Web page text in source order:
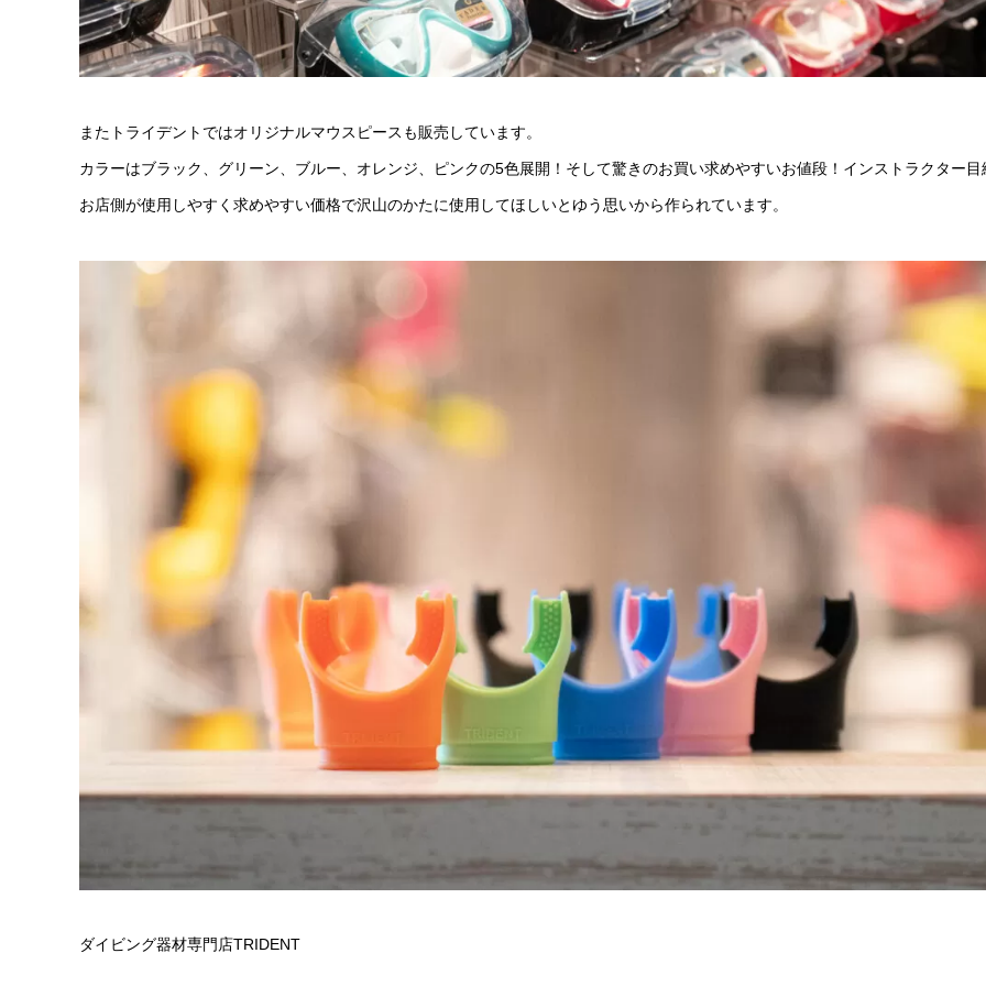
またトライデントではオリジナルマウスピースも販売しています。
カラーはブラック、グリーン、ブルー、オレンジ、ピンクの5色展開！そして驚きのお買い求めやすいお値段！インストラクター目
お店側が使用しやすく求めやすい価格で沢山のかたに使用してほしいとゆう思いから作られています。
ダイビング器材専門店TRIDENT